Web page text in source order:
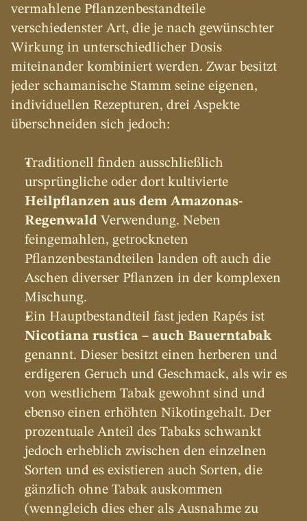
vermahlene Pflanzenbestandteile
verschiedenster Art, die je nach gewünschter
Wirkung in unterschiedlicher Dosis
miteinander kombiniert werden. Zwar besitzt
jeder schamanische Stamm seine eigenen,
individuellen Rezepturen, drei Aspekte
überschneiden sich jedoch:
Traditionell finden ausschließlich
Heilpflanzen aus dem Amazonas-
Regenwald Verwendung. Neben
feingemahlen, getrockneten
Pflanzenbestandteilen landen oft auch die
Aschen diverser Pflanzen in der komplexen
Mischung.
Nicotiana rustica – auch Bauerntabak
genannt. Dieser besitzt einen herberen und
erdigeren Geruch und Geschmack, als wir es
von westlichem Tabak gewohnt sind und
ebenso einen erhöhten Nikotingehalt. Der
prozentuale Anteil des Tabaks schwankt
jedoch erheblich zwischen den einzelnen
Sorten und es existieren auch Sorten, die
gänzlich ohne Tabak auskommen
(wenngleich dies eher als Ausnahme zu